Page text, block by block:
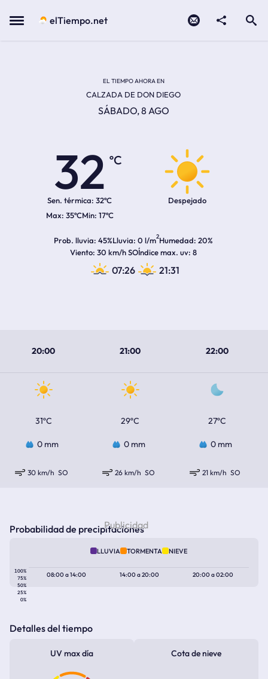
Menu elTiempo.net
EL TIEMPO AHORA EN
CALZADA DE DON DIEGO
SÁBADO, 8 AGO
32
ºC
Sen. térmica: 32ºC
35ºC 17ºC
Despejado
Prob. lluvia 45%Lluvia 0 l/m2Humedad 20%
Viento 30 km/h SOÍndice max. uv 8
07:26 21:31
20:00 21:00 22:00
31ºC 29ºC 27ºC
0 mm 0 mm 0 mm
30 km/h SO 26 km/h SO 21 km/h SO
Probabilidad de precipitaciones
LLUVIA TORMENTA NIEVE
100%
75%
50%
25%
0%
08:00a14:00 14:00a20:00 20:00a02:00
Detalles del tiempo
UV max día Cota de nieve